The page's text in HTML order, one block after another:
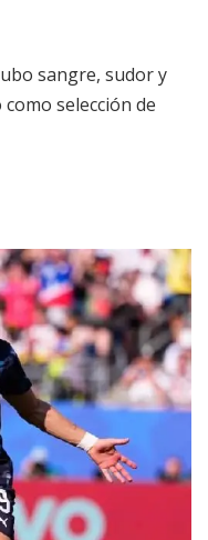
sangre, sudor y
selección de